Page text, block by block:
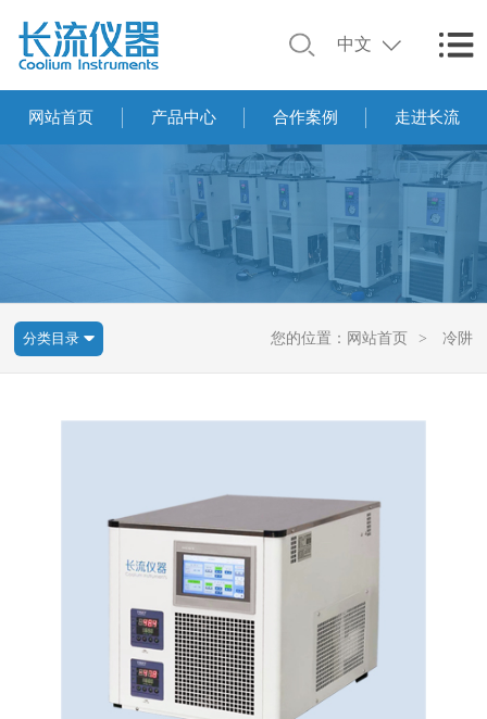
中文
网站首页 产品中心 合作案例 走进长流
分类目录 您的位置： 网站首页 > 冷阱